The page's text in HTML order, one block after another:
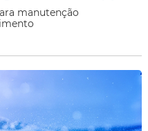
manutenção